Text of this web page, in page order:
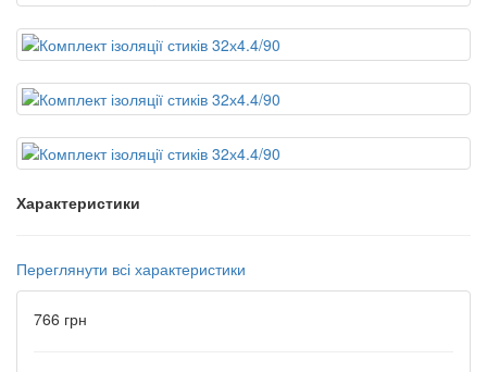
Характеристики
Переглянути всі характеристики
766 грн